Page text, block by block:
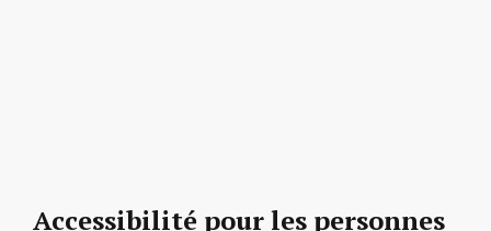
Accessibilité pour les personnes